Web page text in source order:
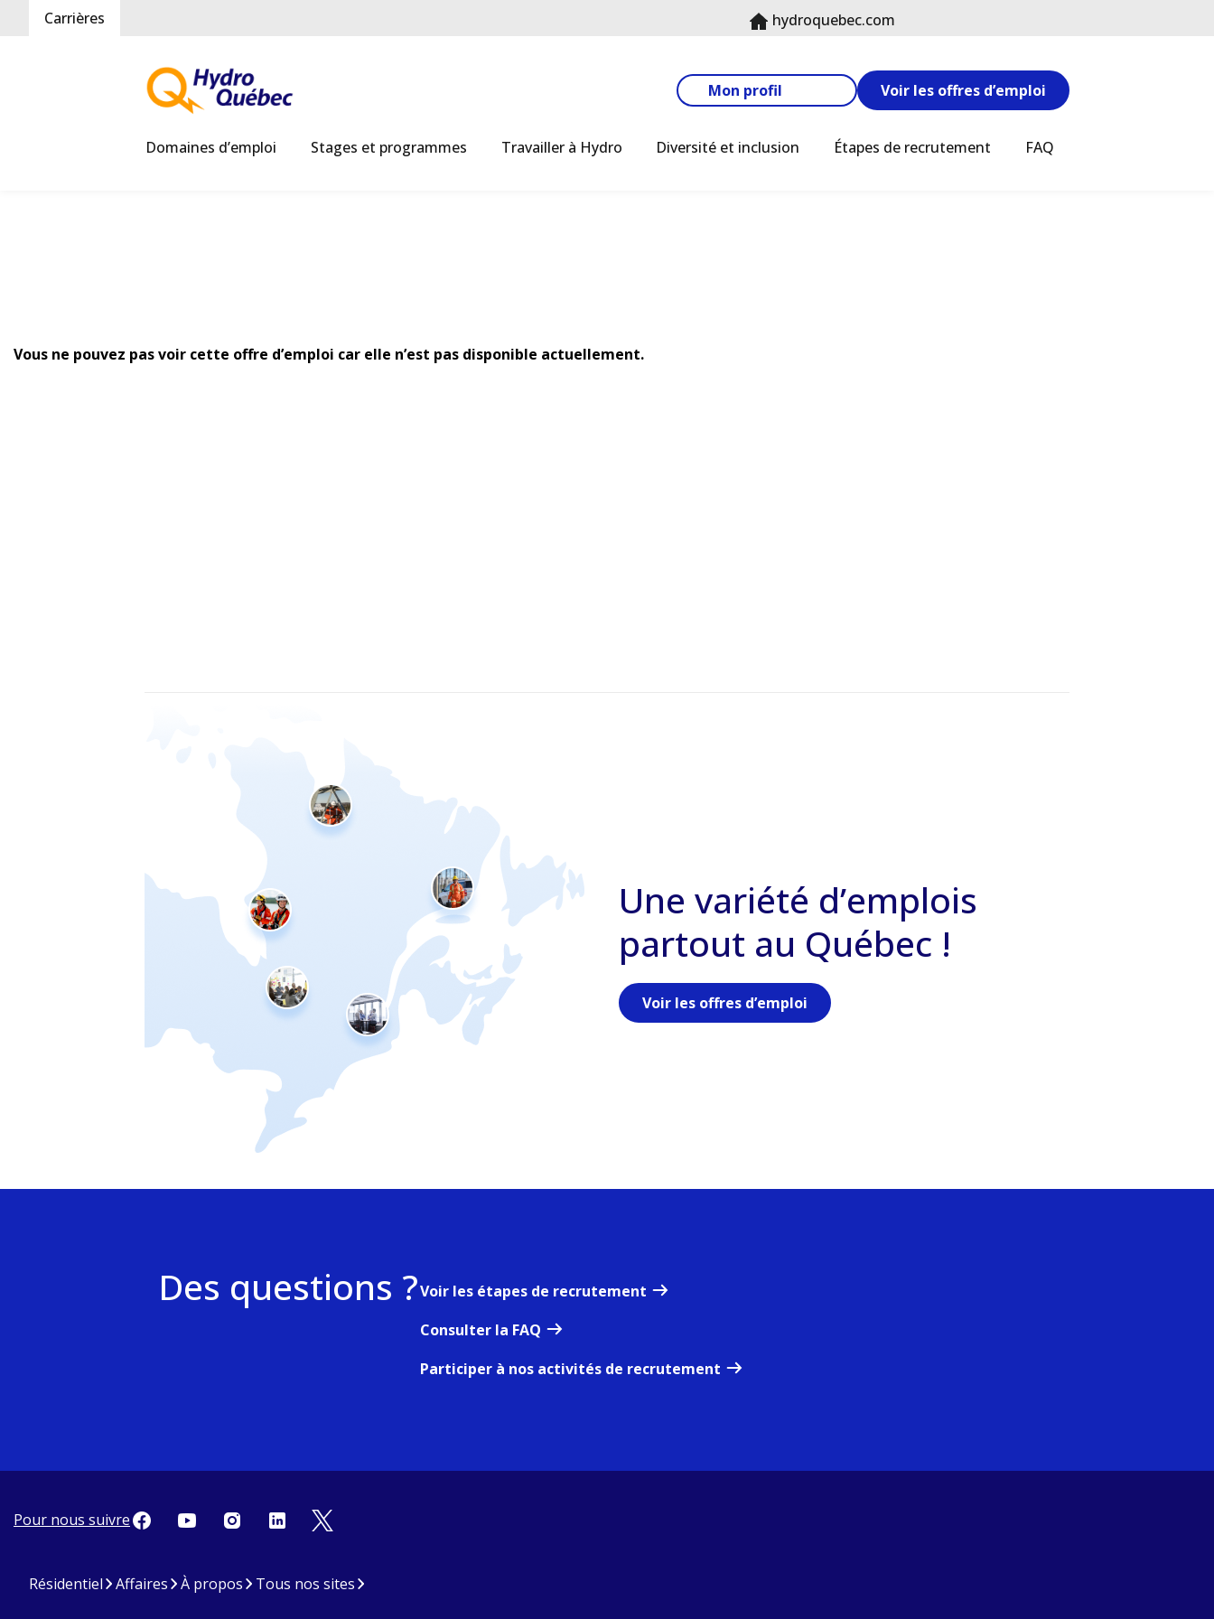
Carrières hydroquebec.com
Domaines d’emploi Stages et programmes Travailler à Hydro Diversité et inclusion Étapes de recrutement FAQ
Mon profil Voir les offres d’emploi
Vous ne pouvez pas voir cette offre d’emploi car elle n’est pas disponible actuellement.
Une variété d’emplois
partout au Québec !
Voir les offres d’emploi
Des questions ?Voir les étapes de recrutement
Consulter la FAQ
Participer à nos activités de recrutement
Pour nous suivre
Résidentiel Affaires À propos Tous nos sites